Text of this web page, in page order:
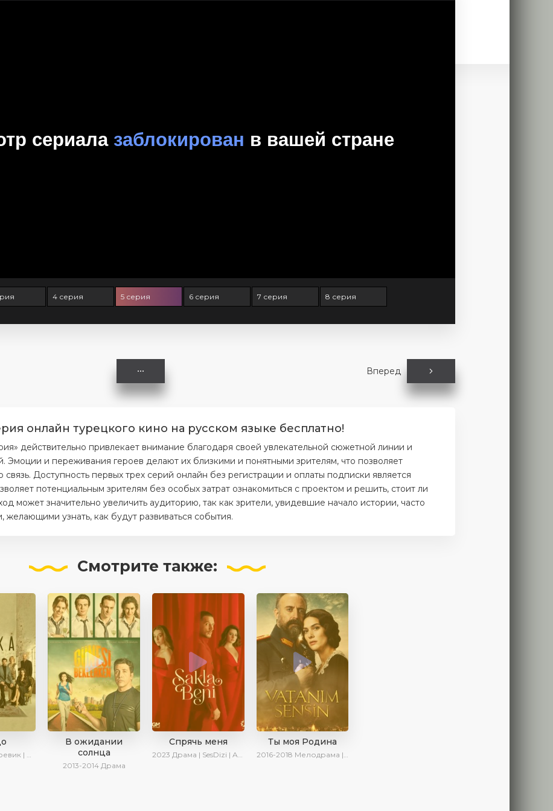
4 серия 5 серия 6 серия 7 серия 8 серия
Вперед
онлайн турецкого кино на русском языке бесплатно!
действительно привлекает внимание благодаря своей увлекательной сюжетной линии и
Эмоции и переживания героев делают их близкими и понятными зрителям, что позволяет
Доступность первых трех серий онлайн без регистрации и оплаты подписки является
потенциальным зрителям без особых затрат ознакомиться с проектом и решить, стоит ли
может значительно увеличить аудиторию, так как зрители, увидевшие начало истории, часто
узнать, как будут развиваться события.
Смотрите также:
В ожидании
солнца
2013-2014 Драма
Спрячь меня
2023 Драма | SesDizi | AveTurk | AlisaDirilis | Сериалы 2023
Ты моя Родина
2016-2018 Мелодрама | Исторический | Военный | Turok1990